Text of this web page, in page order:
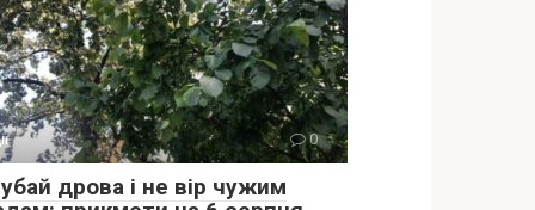
0
дрова і не вір чужим